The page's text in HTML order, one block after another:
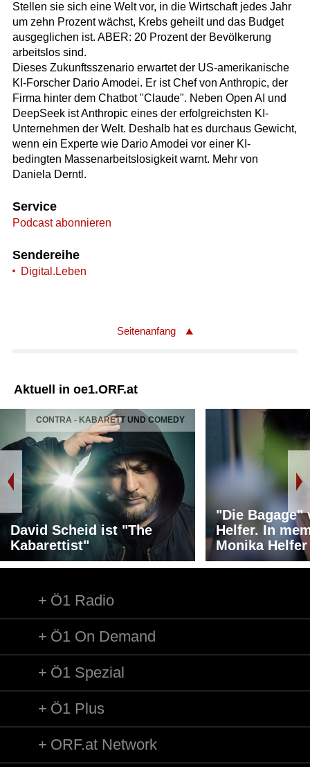
Stellen sie sich eine Welt vor, in die Wirtschaft jedes Jahr
um zehn Prozent wächst, Krebs geheilt und das Budget
ausgeglichen ist. ABER: 20 Prozent der Bevölkerung
arbeitslos sind.
Dieses Zukunftsszenario erwartet der US-amerikanische
KI-Forscher Dario Amodei. Er ist Chef von Anthropic, der
Firma hinter dem Chatbot "Claude". Neben Open AI und
DeepSeek ist Anthropic eines der erfolgreichsten KI-
Unternehmen der Welt. Deshalb hat es durchaus Gewicht,
wenn ein Experte wie Dario Amodei vor einer KI-
bedingten Massenarbeitslosigkeit warnt. Mehr von
Daniela Derntl.
Service
Podcast abonnieren
Sendereihe
Digital.Leben
Seitenanfang
Aktuell in oe1.ORF.at
CONTRA - KABARETT UND COMEDY
David Scheid ist "The
Kabarettist"
"Die Bagage"
Helfer. In
Monika Helfer
Ö1 Radio
Ö1 On Demand
Ö1 Spezial
Ö1 Plus
ORF.at Network